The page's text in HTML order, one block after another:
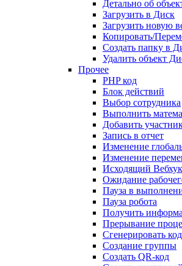
Детально об
Загрузить в Диск
Загрузить новую
Копировать/
Создать папку в
Удалить объект
Прочее
PHP код
Блок действий
Выбор сотрудника
Выполнить
Добавить
Запись в отчет
Изменение
Изменение
Исходящий Вебхук
Ожидание
Пауза в
Пауза робота
Получить
Прерывание
Сгенерировать код
Создание группы
Создать QR-код